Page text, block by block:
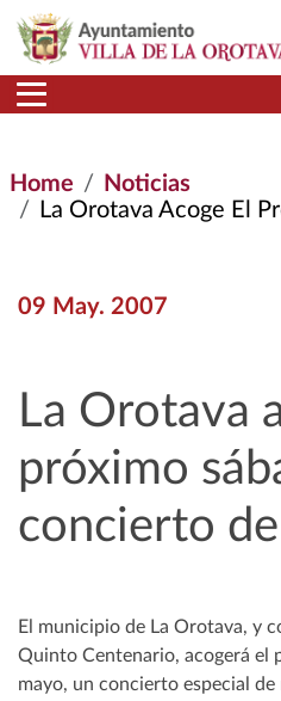
Skip to main content
Home
Noticias
La Orotava Acoge El Próximo
09 May. 2007
La Orotava
próximo
concierto
El municipio de La Orotava, y
Quinto Centenario, acogerá el
mayo, un concierto especial